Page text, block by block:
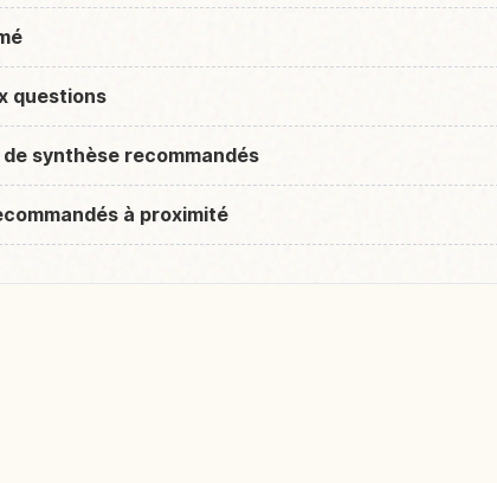
questions
synthèse recommandés
à proximité